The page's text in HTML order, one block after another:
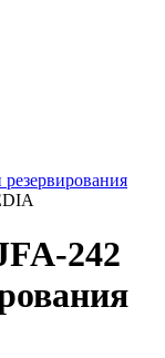
резервирования
242